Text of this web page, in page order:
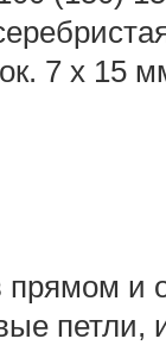
7 x 15
и
петли,